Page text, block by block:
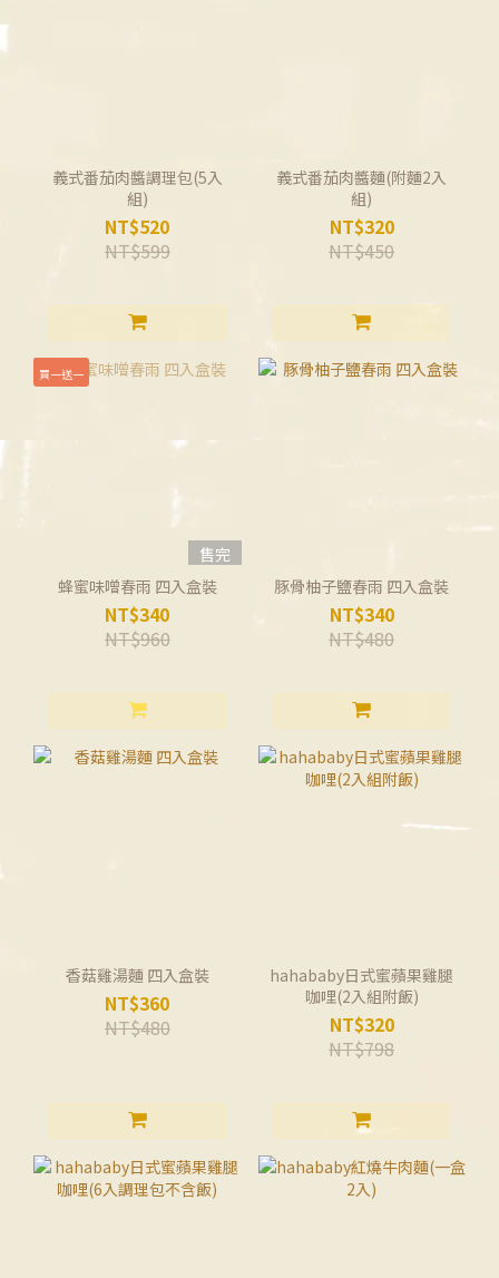
義式番茄肉醬調理包(5入
組)
NT$520
NT$599
義式番茄肉醬麵(附麵2入
組)
NT$320
NT$450
買一送一
售完
蜂蜜味噌春雨 四入盒裝
NT$340
NT$960
豚骨柚子鹽春雨 四入盒裝
NT$340
NT$480
香菇雞湯麵 四入盒裝
NT$360
NT$480
hahababy日式蜜蘋果雞腿
咖哩(2入組附飯)
NT$320
NT$798